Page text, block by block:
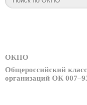
ОКПО
Общероссийский
организаций ОК